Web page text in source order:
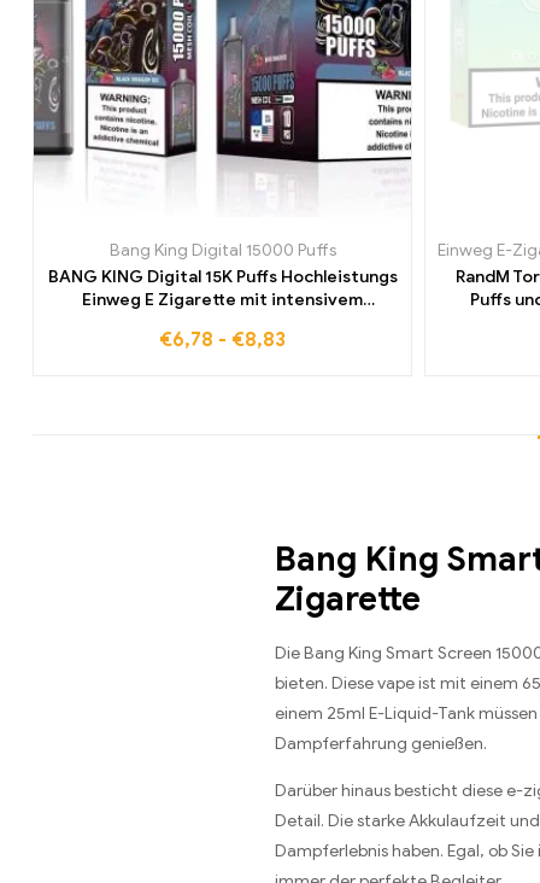
Bang King Digital 15000 Puffs
BANG KING Digital 15K Puffs Hochleistungs
Einweg E Zigarette mit intensivem
€6,78 - €8,83
Einweg E-
RandM
Puffs
Bang King
Zigarette
Die Bang King Smart Screen
bieten. Diese vape ist mit einem
einem 25ml E-Liquid-Tank
Dampferfahrung genießen.
Darüber hinaus besticht diese e-
Detail. Die starke Akkulaufzeit
Dampferlebnis haben. Egal, ob